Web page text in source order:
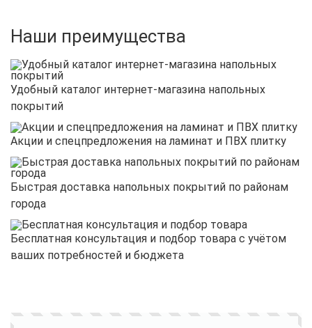
Наши преимущества
Удобный каталог интернет-магазина напольных
покрытий
Акции и спецпредложения на ламинат и ПВХ плитку
Быстрая доставка напольных покрытий по районам
города
Бесплатная консультация и подбор товара с учётом
ваших потребностей и бюджета